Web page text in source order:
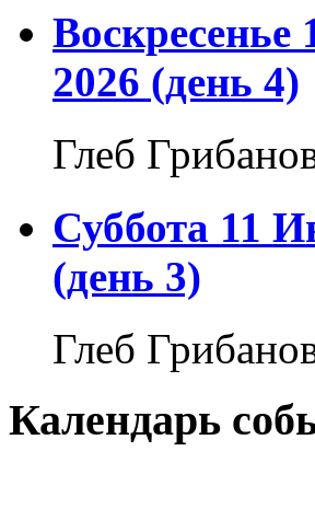
2026 (день 4)
Глеб
Суббота 11
(день 3)
Глеб
Календарь